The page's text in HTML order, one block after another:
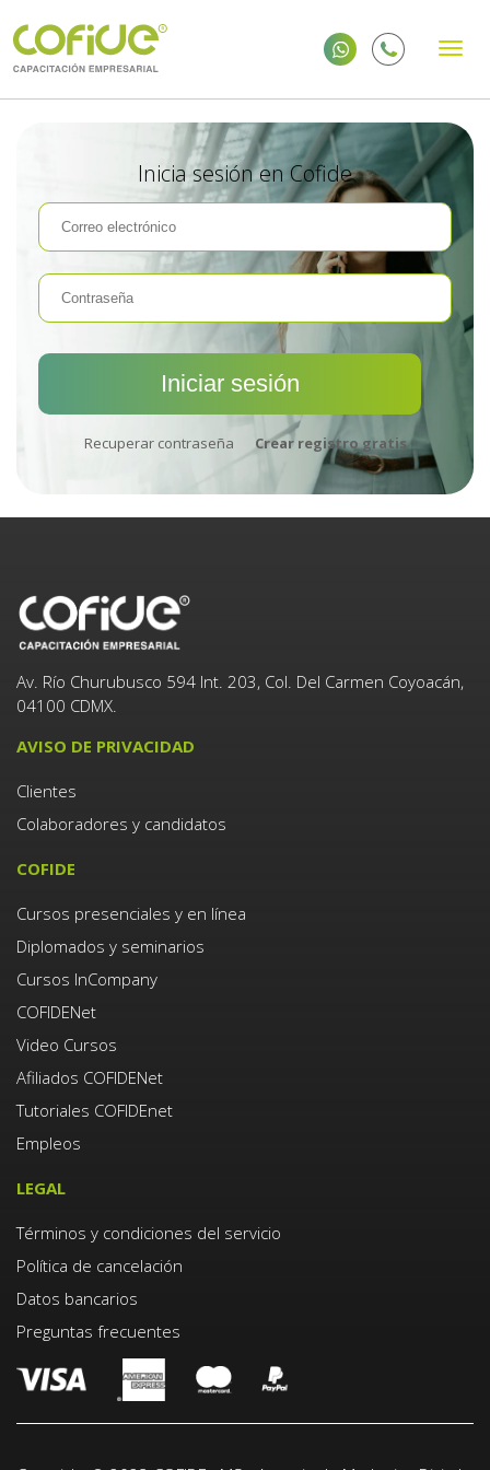
Inicia sesión en Cofide
Recuperar contraseña Crear registro gratis
Av. Río Churubusco 594 Int. 203, Col. Del Carmen Coyoacán,
04100 CDMX.
AVISO DE PRIVACIDAD
Clientes
Colaboradores y candidatos
COFIDE
Cursos presenciales y en línea
Diplomados y seminarios
Cursos InCompany
COFIDENet
Video Cursos
Afiliados COFIDENet
Tutoriales COFIDEnet
Empleos
LEGAL
Términos y condiciones del servicio
Política de cancelación
Datos bancarios
Preguntas frecuentes